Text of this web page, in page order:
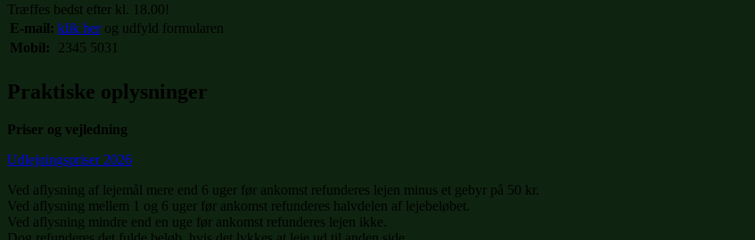
Træffes bedst efter kl. 18.00!
E-mail: klik herog udfyld formularen
Mobil:
2345 5031
Praktiske oplysninger
Priser og vejledning
Udlejningspriser 2026
Ved aflysning af lejemål mere end 6 uger før ankomst refunderes lejen minus et gebyr på 50 kr.
Ved aflysning mellem 1 og 6 uger før ankomst refunderes halvdelen af lejebeløbet.
Ved aflysning mindre end en uge før ankomst refunderes lejen ikke.